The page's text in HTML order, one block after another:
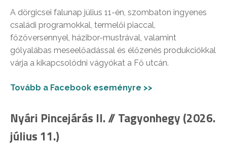
A dörgicsei falunap július 11-én, szombaton ingyenes
családi programokkal, termelői piaccal,
főzőversennyel, házibor-mustrával, valamint
gólyalábas meseelőadással és élőzenés produkciókkal
várja a kikapcsolódni vágyókat a Fő utcán.
Tovább a Facebook eseményre >>
Nyári Pincejárás II. // Tagyonhegy (2026.
július 11.)